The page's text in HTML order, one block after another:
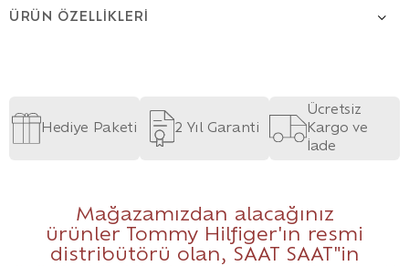
ÜRÜN ÖZELLIKLERI
Hediye Paketi 2 Yıl Garanti
Ücretsiz
Kargo ve
İade
Mağazamızdan alacağınız
ürünler Tommy Hilfiger'ın resmi
distribütörü olan, SAAT SAAT "in